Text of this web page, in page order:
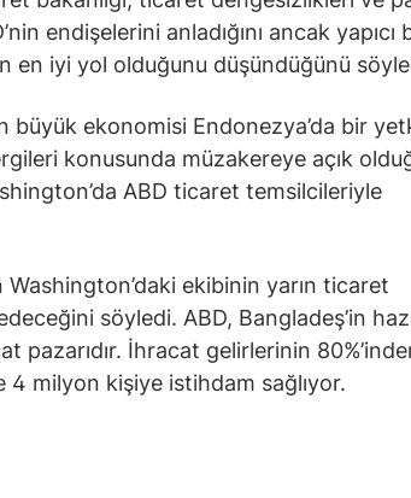
endişelerini anladığını ancak yapıcı
en iyi yol olduğunu düşündüğünü
büyük ekonomisi Endonezya’da bir
konusunda müzakereye açık
ABD ticaret temsilcileriyle
Washington’daki ekibinin yarın ticaret
söyledi. ABD, Bangladeş’in
pazarıdır. İhracat gelirlerinin
4 milyon kişiye istihdam sağlıyor.